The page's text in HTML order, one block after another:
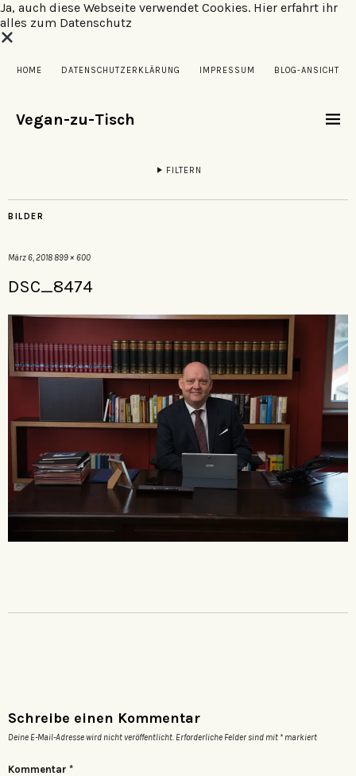
Ja, auch diese Webseite verwendet Cookies. Hier erfahrt ihr
alles zum Datenschutz
HOME DATENSCHUTZERKLÄRUNG IMPRESSUM BLOG-ANSICHT
Vegan-zu-Tisch
FILTERN
BILDER
März 6, 2018899 × 600
DSC_8474
Schreibe einen Kommentar
Deine E-Mail-Adresse wird nicht veröffentlicht. Erforderliche Felder sind mit * markiert
Kommentar *